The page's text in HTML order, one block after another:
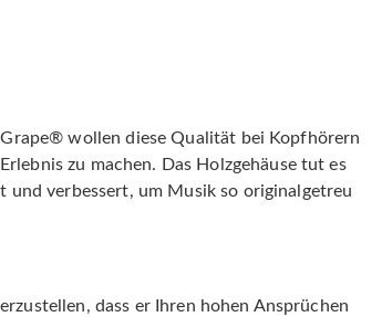
wollen diese Qualität bei Kopfhörern
zu machen. Das Holzgehäuse tut es
verbessert, um Musik so originalgetreu
dass er Ihren hohen Ansprüchen